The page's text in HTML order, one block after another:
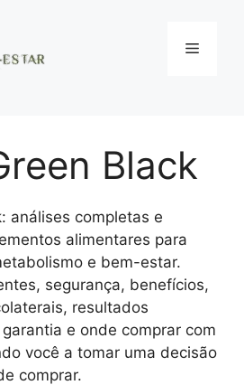
Menu
Black
análises completas e
alimentares para
e bem-estar.
segurança, benefícios,
resultados
e onde comprar com
você a tomar uma decisão
comprar.